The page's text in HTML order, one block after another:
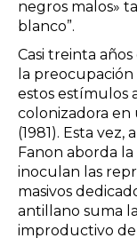
negros malos»
blanco”.
Casi treinta
la
estos estímulos
colonizadora en
(1981). Esta
Fanon aborda
inoculan las
masivos
antillano suma
improductivo de